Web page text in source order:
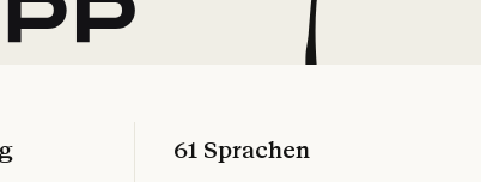
61 Sprachen